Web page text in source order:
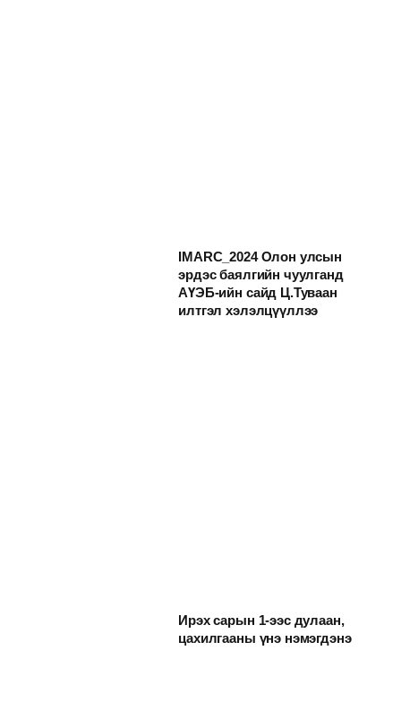
IMARC_2024 Олон улсын
эрдэс баялгийн чуулганд
АҮЭБ-ийн сайд Ц.Туваан
илтгэл хэлэлцүүллээ
Ирэх сарын 1-ээс дулаан,
цахилгааны үнэ нэмэгдэнэ